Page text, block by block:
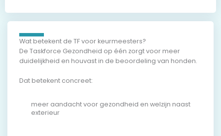
Wat betekent de TF voor keurmeesters?
De Taskforce Gezondheid op één zorgt voor meer
duidelijkheid en houvast in de beoordeling van honden.
Dat betekent concreet:
meer aandacht voor gezondheid en welzijn naast
exterieur